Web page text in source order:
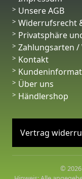
Unsere AGB
Widerrufsrecht
Privatsphäre
Zahlungsarten /
Kontakt
Über uns
Händlershop
Vertrag
©